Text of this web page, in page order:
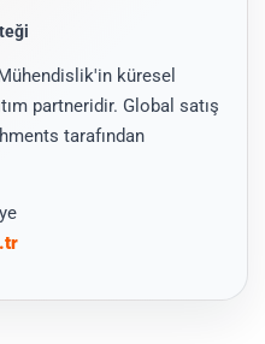
küresel
partneridir. Global satış
tarafından